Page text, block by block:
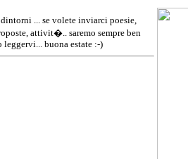
... se volete inviarci poesie,
attivit�.. saremo sempre ben
leggervi... buona estate :-)